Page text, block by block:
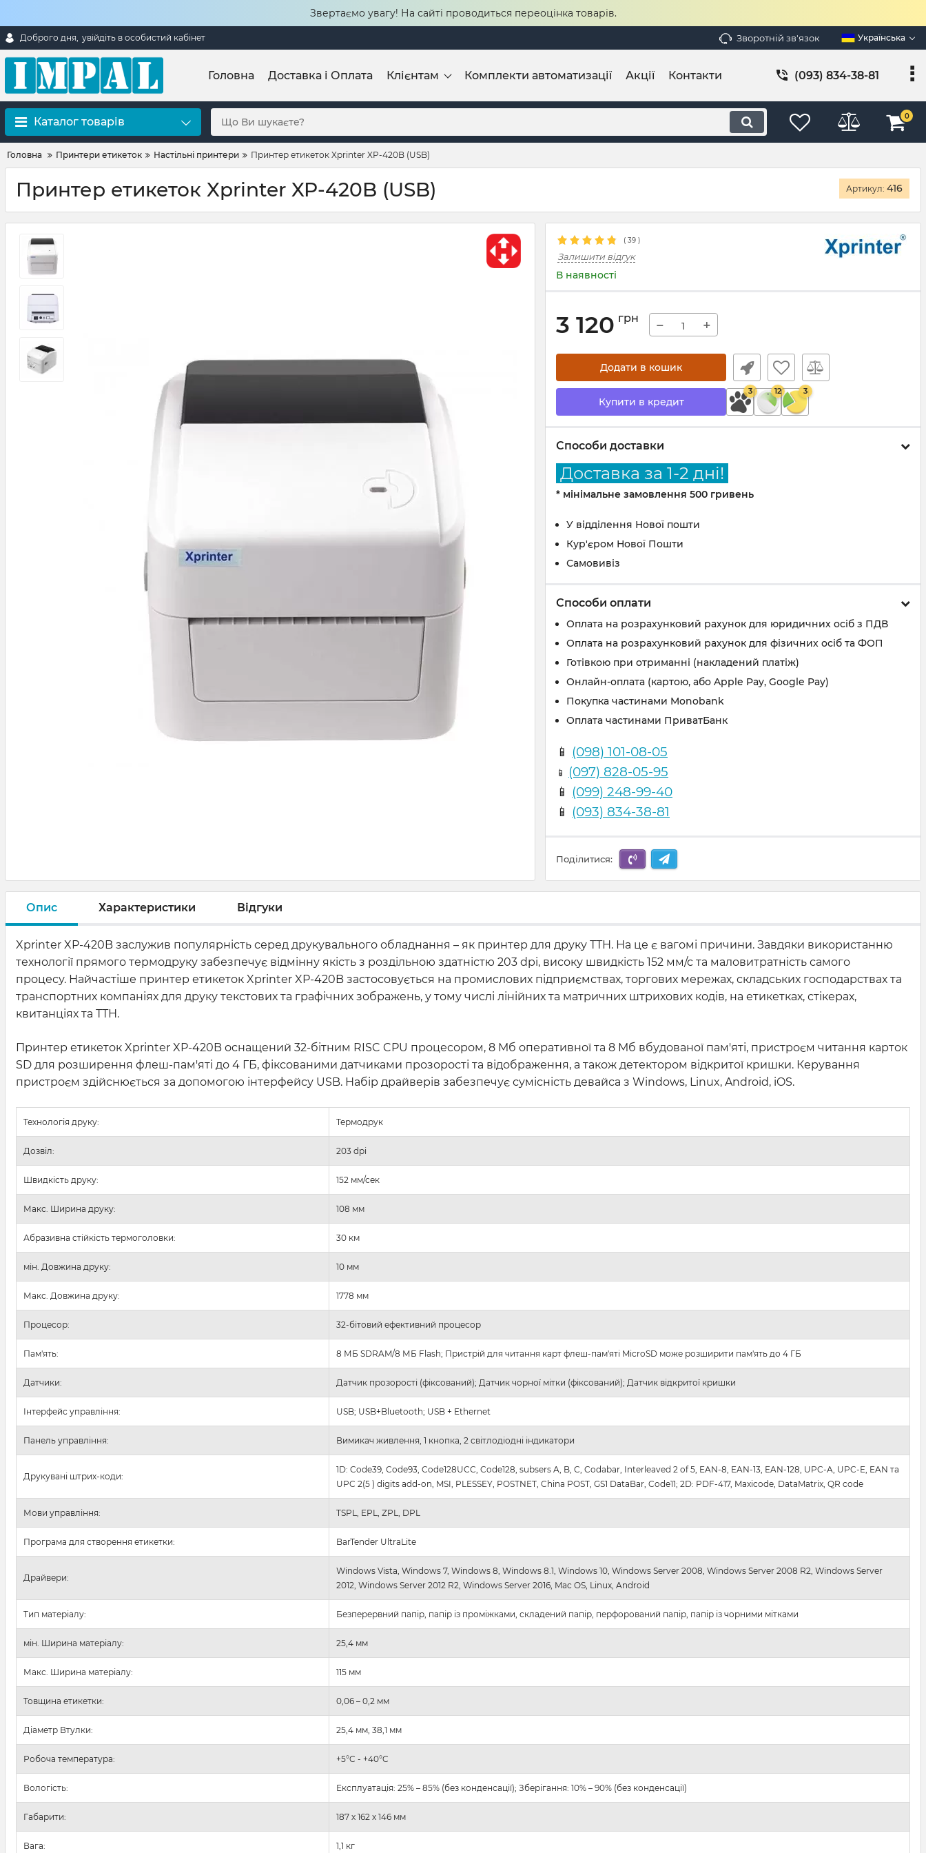
Звертаємо увагу! На сайті проводиться переоцінка товарів.
Доброго дня, увійдіть в особистий кабінет Зворотній зв'язок Українська
Головна Доставка і Оплата Клієнтам Комплекти автоматизації Акції Контакти (093) 834-38-81
Каталог товарів 0
Головна Принтери етикеток Настільні принтери Принтер етикеток Xprinter XP-420B (USB)
Принтер етикеток Xprinter XP-420B (USB) Артикул: 416
( 39 )
Залишити відгук
В наявності
3 120 грн − +
Додати в кошик
Купити в кредит
3 12 3
Способи доставки
Доставка за 1-2 дні!
* мінімальне замовлення 500 гривень
У відділення Нової пошти
Кур'єром Нової Пошти
Самовивіз
Способи оплати
Оплата на розрахунковий рахунок для юридичних осіб з ПДВ
Оплата на розрахунковий рахунок для фізичних осіб та ФОП
Готівкою при отриманні (накладений платіж)
Онлайн-оплата (картою, або Apple Pay, Google Pay)
Покупка частинами Monobank
Оплата частинами ПриватБанк
📱 (098) 101-08-05
📱
(097) 828-05-95
📱 (099) 248-99-40
📱 (093) 834-38-81
Поділитися:
Опис Характеристики Відгуки
Xprinter XP-420B заслужив популярність серед друкувального обладнання – як принтер для друку ТТН. На це є вагомі причини. Завдяки використанню
технології прямого термодруку забезпечує відмінну якість з роздільною здатністю 203 dpi, високу швидкість 152 мм/с та маловитратність самого
процесу. Найчастіше принтер етикеток Xprinter XP-420B застосовується на промислових підприємствах, торгових мережах, складських господарствах та
транспортних компаніях для друку текстових та графічних зображень, у тому числі лінійних та матричних штрихових кодів, на етикетках, стікерах,
квитанціях та ТТН.
Принтер етикеток Xprinter XP-420B оснащений 32-бітним RISC CPU процесором, 8 Мб оперативної та 8 Мб вбудованої пам'яті, пристроєм читання карток
SD для розширення флеш-пам'яті до 4 ГБ, фіксованими датчиками прозорості та відображення, а також детектором відкритої кришки. Керування
пристроєм здійснюється за допомогою інтерфейсу USB. Набір драйверів забезпечує сумісність девайса з Windows, Linux, Android, iOS.
Технологія друку: Термодрук
Дозвіл: 203 dpi
Швидкість друку: 152 мм/сек
Макс. Ширина друку: 108 мм
Абразивна стійкість термоголовки: 30 км
мін. Довжина друку: 10 мм
Макс. Довжина друку: 1778 мм
Процесор: 32-бітовий ефективний процесор
Пам'ять: 8 МБ SDRAM/8 МБ Flash; Пристрій для читання карт флеш-пам'яті MicroSD може розширити пам'ять до 4 ГБ
Датчики: Датчик прозорості (фіксований); Датчик чорної мітки (фіксований); Датчик відкритої кришки
Інтерфейс управління: USB; USB+Bluetooth; USB + Ethernet
Панель управління: Вимикач живлення, 1 кнопка, 2 світлодіодні індикатори
Друкувані штрих-коди:
1D: Code39, Code93, Code128UCC, Code128, subsers A, B, C, Codabar, Interleaved 2 of 5, EAN-8, EAN-13, EAN-128, UPC-A, UPC-E, EAN та
UPC 2(5 ) digits add-on, MSI, PLESSEY, POSTNET, China POST, GS1 DataBar, Code11; 2D: PDF-417, Maxicode, DataMatrix, QR code
Мови управління: TSPL, EPL, ZPL, DPL
Програма для створення етикетки: BarTender UltraLite
Драйвери:
Windows Vista, Windows 7, Windows 8, Windows 8.1, Windows 10, Windows Server 2008, Windows Server 2008 R2, Windows Server
2012, Windows Server 2012 R2, Windows Server 2016, Mac OS, Linux, Android
Тип матеріалу: Безперервний папір, папір із проміжками, складений папір, перфорований папір, папір із чорними мітками
мін. Ширина матеріалу: 25,4 мм
Макс. Ширина матеріалу: 115 мм
Товщина етикетки: 0,06 – 0,2 мм
Діаметр Втулки: 25,4 мм, 38,1 мм
Робоча температура: +5°C - +40°C
Вологість: Експлуатація: 25% – 85% (без конденсації); Зберігання: 10% – 90% (без конденсації)
Габарити: 187 х 162 х 146 мм
Вага: 1,1 кг